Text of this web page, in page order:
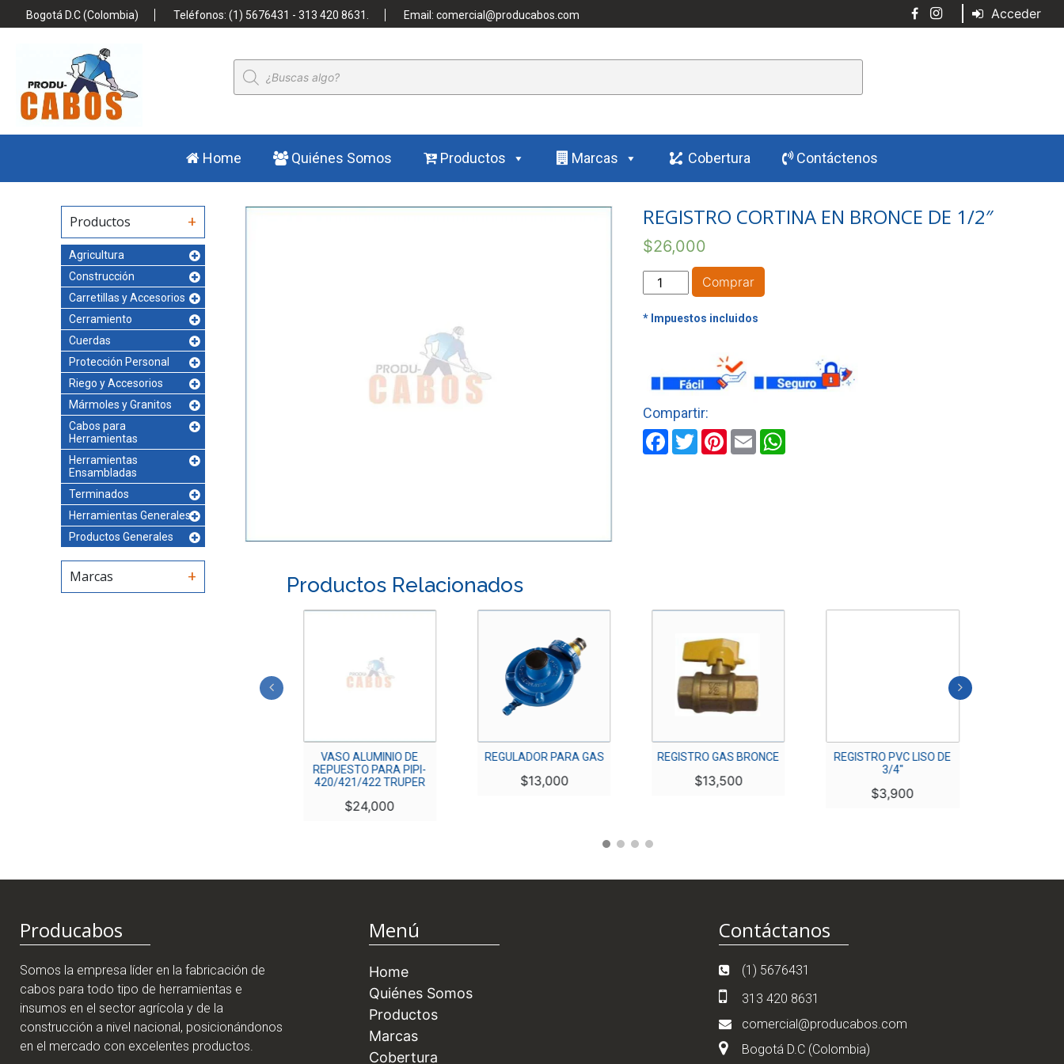
Bogotá D.C (Colombia) Teléfonos: (1) 5676431 - 313 420 8631. Email: comercial@producabos.com Acceder
Búsqueda
de
productos
Home Quiénes Somos Productos Marcas Cobertura Contáctenos
Productos
Agricultura
Construcción
Carretillas y Accesorios
Cerramiento
Cuerdas
Protección Personal
Riego y Accesorios
Mármoles y Granitos
Cabos para
Herramientas
Herramientas
Ensambladas
Terminados
Herramientas Generales
Productos Generales
Marcas
REGISTRO CORTINA EN BRONCE DE 1/2″
$26,000
REGISTRO
CORTINA
EN
1/2"
cantidad
Comprar
Facebook
TwitterPinterest
Email
Productos Relacionados
VASO ALUMINIO DE
REPUESTO PARA PIPI-
420/421/422 TRUPER
24,000
REGULADOR PARA GAS
13,000
REGISTRO GAS BRONCE
13,500
REGISTRO PVC LISO DE
3/4″
3,900
Producabos
Somos la empresa líder en la fabricación de
cabos para todo tipo de herramientas e
insumos en el sector agrícola y de la
construcción a nivel nacional, posicionándonos
en el mercado con excelentes productos.
Menú
Home
Quiénes Somos
Productos
Marcas
Cobertura
Contáctanos
(1) 5676431
313 420 8631
comercial@producabos.com
Bogotá D.C (Colombia)